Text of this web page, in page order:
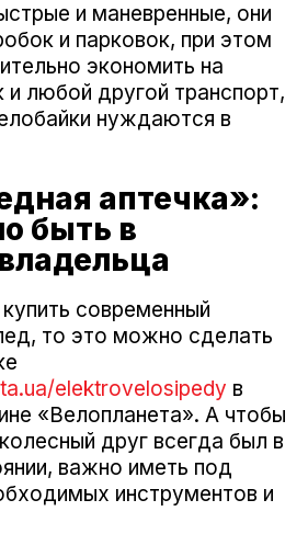
и маневренные, они
и парковок, при этом
экономить на
и любой другой транспорт,
нуждаются в
аптечка»:
быть в
современный
то это можно сделать
elektrovelosipedy в
«Велопланета». А чтобы
друг всегда был в
важно иметь под
инструментов и